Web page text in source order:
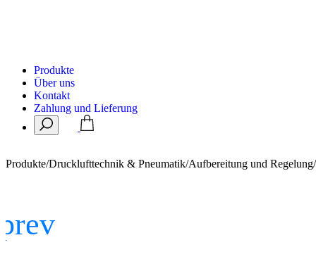
Produkte
Über uns
Kontakt
Zahlung und Lieferung
Produkte/Drucklufttechnik & Pneumatik/Aufbereitung und Regelung/